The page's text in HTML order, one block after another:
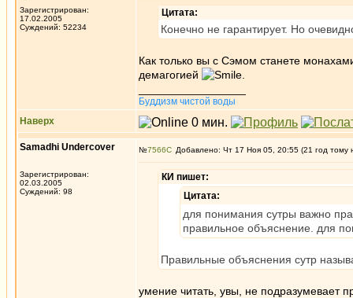
Зарегистрирован:
17.02.2005
Суждений: 52234
Цитата:
Конечно не гарантирует. Но
Как только вы с Сэмом станете
демагогией
Буддизм чистой воды
Наверх
Samadhi Undercover
Зарегистрирован:
02.03.2005
Суждений: 98
№7566 Добавлено: Чт 17 Ноя 05, 20:55 (21 год тому
КИ пишет:
Цитата:
для понимания сутры важно
правильное объяснение. для
Правильные объяснения сутр
умение читать, увы, не подразумевает